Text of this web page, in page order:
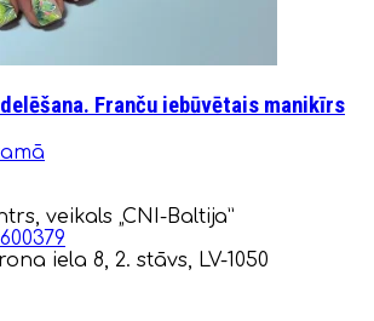
Franču iebūvētais manikīrs
veikals „CNI-Baltija”
iela 8, 2. stāvs, LV-1050